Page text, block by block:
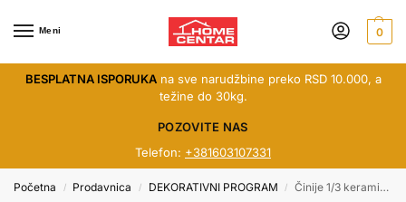
Meni 0
BESPLATNA ISPORUKAna sve narudžbine preko RSD 10.000, a
težine do 30kg.
POZOVITE NAS
Telefon: +381603107331
Početna / Prodavnica / DEKORATIVNI PROGRAM / Činije 1/3 keramičke